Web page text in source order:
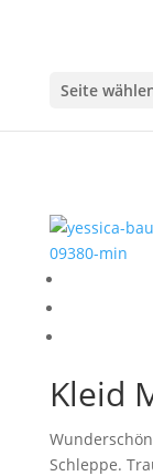
Seite
Kleid
Schleppe.